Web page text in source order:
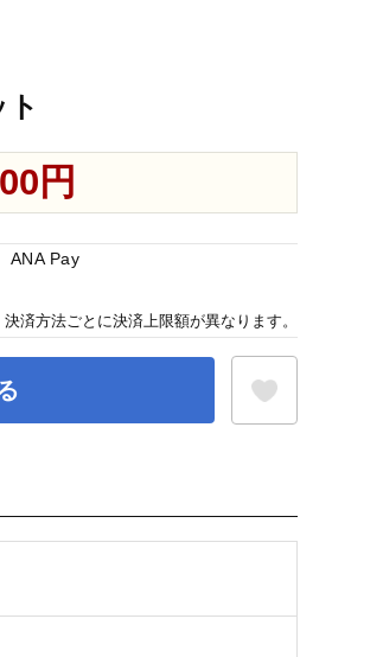
円
ANA Pay
決済方法ごとに決済上限額が異なります。